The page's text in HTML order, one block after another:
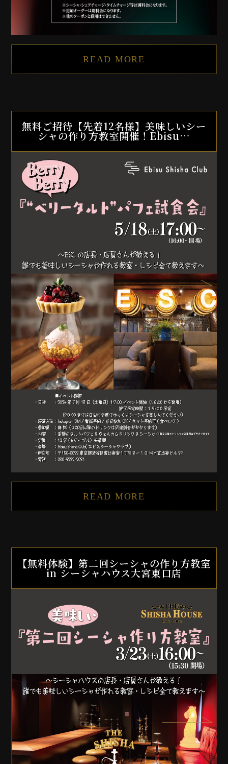
READ MORE
無料ご招待【先着12名様】美味しいシー
シャの作り方教室開催！Ebisu…
READ MORE
【無料体験】第二回シーシャの作り方教室
in シーシャハウス大宮東口店